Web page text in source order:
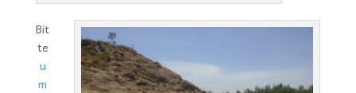
Bit
te
u
m